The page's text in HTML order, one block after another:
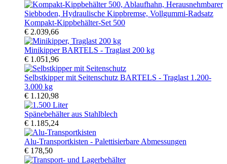
Kompakt-Kippbehälter-Set 500
€ 2.039,66
Minikipper BARTELS - Traglast 200 kg
€ 1.051,96
Selbstkipper mit Seitenschutz BARTELS - Traglast 1.200-
3.000 kg
€ 1.120,98
Spänebehälter aus Stahlblech
€ 1.185,24
Alu-Transportkisten - Palettisierbare Abmessungen
€ 178,50